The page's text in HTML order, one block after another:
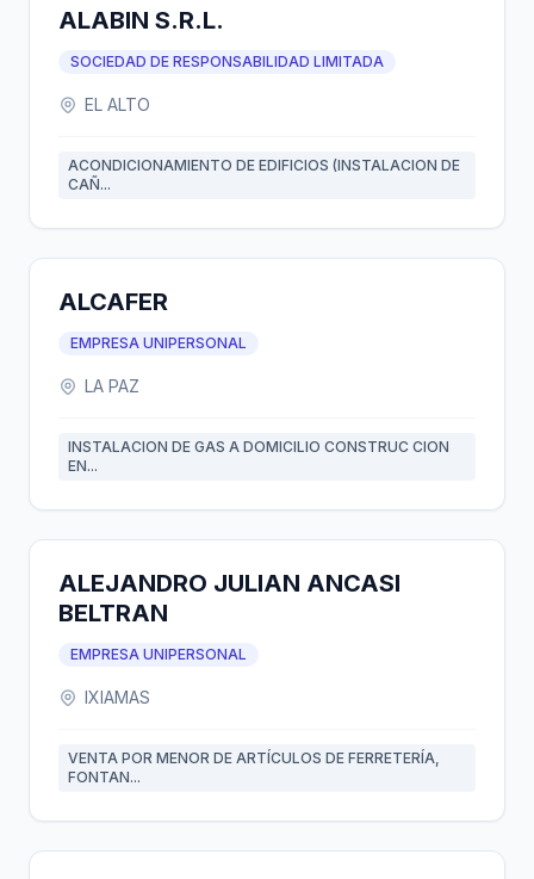
ALABIN S.R.L.
SOCIEDAD DE RESPONSABILIDAD LIMITADA
EL ALTO
ACONDICIONAMIENTO DE EDIFICIOS (INSTALACION DE
CAÑ...
ALCAFER
EMPRESA UNIPERSONAL
LA PAZ
INSTALACION DE GAS A DOMICILIO CONSTRUC CION
EN...
ALEJANDRO JULIAN ANCASI
BELTRAN
EMPRESA UNIPERSONAL
IXIAMAS
VENTA POR MENOR DE ARTÍCULOS DE FERRETERÍA,
FONTAN...